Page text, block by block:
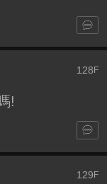
128 F
!
129 F